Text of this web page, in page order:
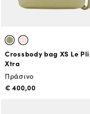
Crossbody bag XS Le
Xtra
Πράσινο
€ 400,00